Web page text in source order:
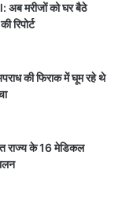
मरीजों को घर बैठे
रिपोर्ट
की फिराक में घूम रहे थे
राज्य के 16 मेडिकल